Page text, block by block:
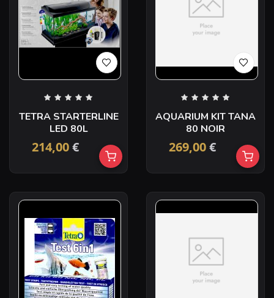
TETRA STARTERLINE
LED 80L
214,00€
AQUARIUM KIT TANA
80 NOIR
269,00€